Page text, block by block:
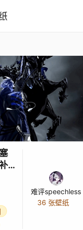
难评speechless
36 张壁纸